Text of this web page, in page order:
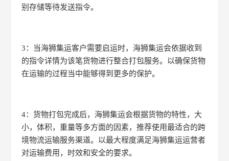
别存储等待发送指令。
3：当海狮集运客户需要启运时，海狮集运会依据收到
的指令详情为该笔货物进行整合打包服务。以确保货物
在运输的过程当中能够得到更多的保护。
4：货物打包完成后，海狮集运会根据货物的特性，大
小，体积，重量等多方面的因素，推荐使用最适合的跨
境物流运输服务渠道。以最大程度满足海狮集运运营者
对运输费用，时效和安全的要求。